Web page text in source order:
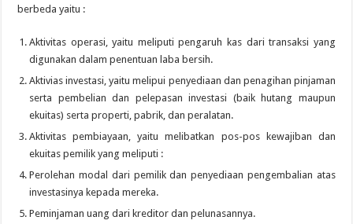
berbeda yaitu :
Aktivitas operasi, yaitu meliputi pengaruh kas dari transaksi yang
digunakan dalam penentuan laba bersih.
Aktivias investasi, yaitu melipui penyediaan dan penagihan pinjaman
serta pembelian dan pelepasan investasi (baik hutang maupun
ekuitas) serta properti, pabrik, dan peralatan.
Aktivitas pembiayaan, yaitu melibatkan pos-pos kewajiban dan
ekuitas pemilik yang meliputi :
Perolehan modal dari pemilik dan penyediaan pengembalian atas
investasinya kepada mereka.
Peminjaman uang dari kreditor dan pelunasannya.